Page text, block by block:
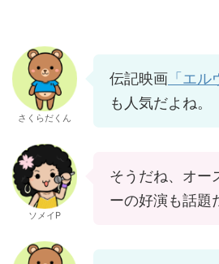
さくらだくん
伝記映画 「エル
も人気だよね。
ソメイP
そうだね、オー
ーの好演も話題